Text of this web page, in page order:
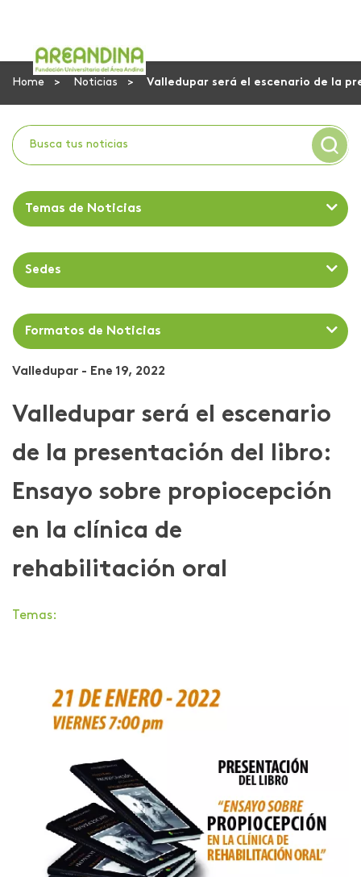
Home Noticias Valledupar será el escenario de la
Temas de Noticias
Sedes
Formatos de Noticias
Valledupar - Ene 19, 2022
Valledupar será el escenario
de la presentación del libro:
Ensayo sobre propiocepción
en la clínica de
rehabilitación oral
Temas: